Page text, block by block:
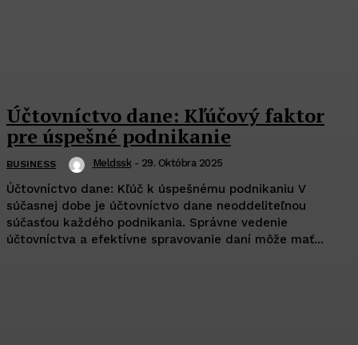
Účtovníctvo dane: Kľúčový faktor
pre úspešné podnikanie
BUSINESS Meldssk - 29. Októbra 2025
Účtovníctvo dane: Kľúč k úspešnému podnikaniu V
súčasnej dobe je účtovníctvo dane neoddeliteľnou
súčasťou každého podnikania. Správne vedenie
účtovníctva a efektívne spravovanie daní môže mať...